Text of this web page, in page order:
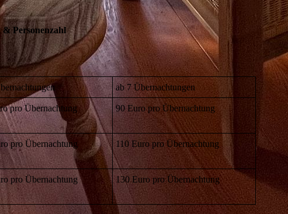
Personenzahl
ab 7 Übernachtungen
pro Übernachtung 90 Euro pro Übernachtung
pro Übernachtung 110 Euro pro Übernachtung
pro Übernachtung 130 Euro pro Übernachtung